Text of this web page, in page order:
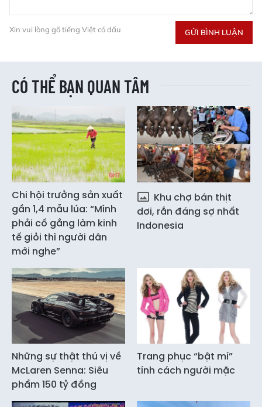
Xin vui lòng gõ tiếng Việt có dấu GỬI BÌNH LUẬN
CÓ THỂ BẠN QUAN TÂM
Chi hội trưởng sản xuất
gần 1,4 mẫu lúa: “Mình
phải cố gắng làm kinh
tế giỏi thì người dân
mới nghe”
Khu chợ bán thịt
dơi, rắn đáng sợ nhất
Indonesia
Những sự thật thú vị về
McLaren Senna: Siêu
phẩm 150 tỷ đồng
Trang phục “bật mí”
tính cách người mặc